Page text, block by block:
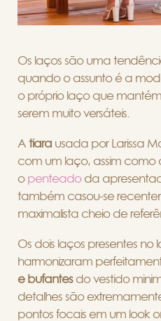
Os laços são uma
quando o assunto é a
o próprio laço que
serem muito versáteis.
A tiara usada por Larissa
com um laço, assim como
o penteadoda
também casou-se
maximalista cheio de
Os dois laços presentes no
harmonizaram
e bufantesdo vestido
detalhes são
pontos focais em um look